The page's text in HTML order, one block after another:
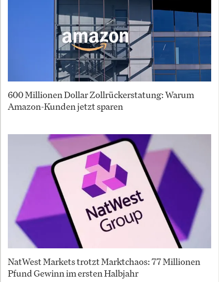
600 Millionen Dollar Zollrückerstatung: Warum
Amazon-Kunden jetzt sparen
NatWest Markets trotzt Marktchaos: 77 Millionen
Pfund Gewinn im ersten Halbjahr